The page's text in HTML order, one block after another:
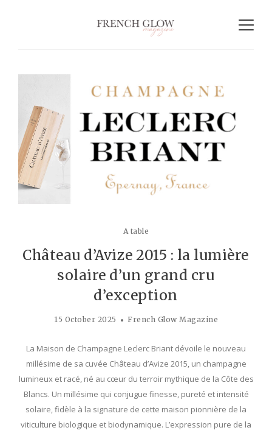
A table
Château d’Avize 2015 : la lumière
solaire d’un grand cru
d’exception
15 October 2025 French Glow Magazine
La Maison de Champagne Leclerc Briant dévoile le nouveau
millésime de sa cuvée Château d’Avize 2015, un champagne
lumineux et racé, né au cœur du terroir mythique de la Côte des
Blancs. Un millésime qui conjugue finesse, pureté et intensité
solaire, fidèle à la signature de cette maison pionnière de la
viticulture biologique et biodynamique. L’expression pure de la